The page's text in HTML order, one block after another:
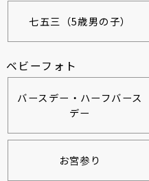
七五三（5歳男の子）
ベビーフォト
バースデー・ハーフバース
デー
お宮参り